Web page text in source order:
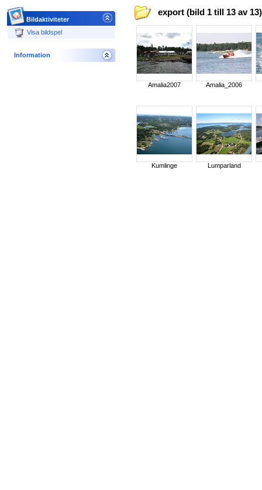
export (bild 1 till 13 av 13)
Amalia2007 Amalia_2006
Kumlinge Lumparland
Bildaktiviteter
Visa bildspel
Information